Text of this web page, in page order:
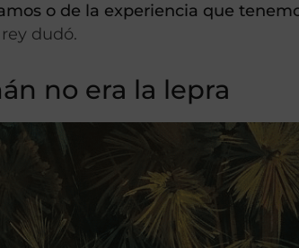
o de la experiencia que
dudó.
no era la lepra